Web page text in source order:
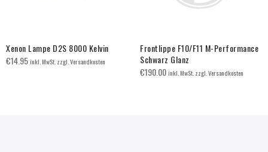
Xenon Lampe D2S 8000 Kelvin
€14.95inkl. MwSt. zzgl. Versandkosten
Frontlippe F10/F11 M-Performance
Schwarz Glanz
€190.00inkl. MwSt. zzgl. Versandkosten